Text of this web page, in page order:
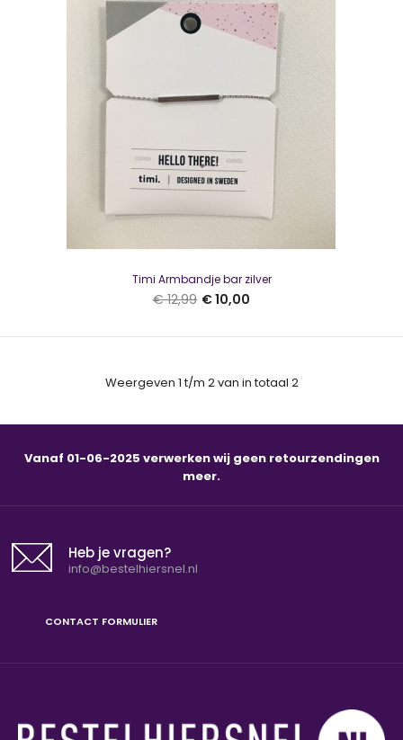
Timi Armbandje bar zilver
Timi Armbandje bar zilver
€ 12,99 € 10,00
Weergeven 1 t/m 2 van in totaal 2
Vanaf 01-06-2025 verwerken wij geen retourzendingen
meer.
Heb je vragen?
info@bestelhiersnel.nl
CONTACT FORMULIER